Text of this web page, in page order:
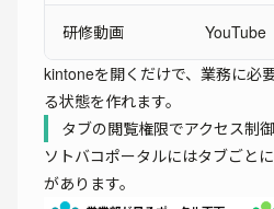
研修動画
YouTube
kintoneを開くだけで、業務に必
る状態を作れます。
タブの閲覧権限でアクセス制御
ソトバコポータルにはタブごと
があります。